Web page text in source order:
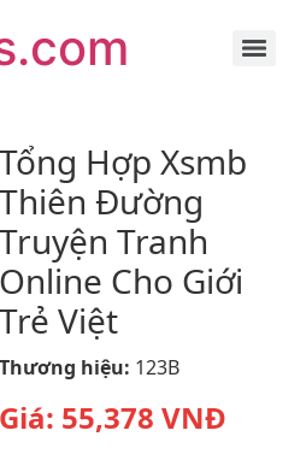
Tổng Hợp Xsmb
Thiên Đường
Truyện Tranh
Online Cho Giới
Trẻ Việt
Thương hiệu: 123B
Giá: 55,378 VNĐ